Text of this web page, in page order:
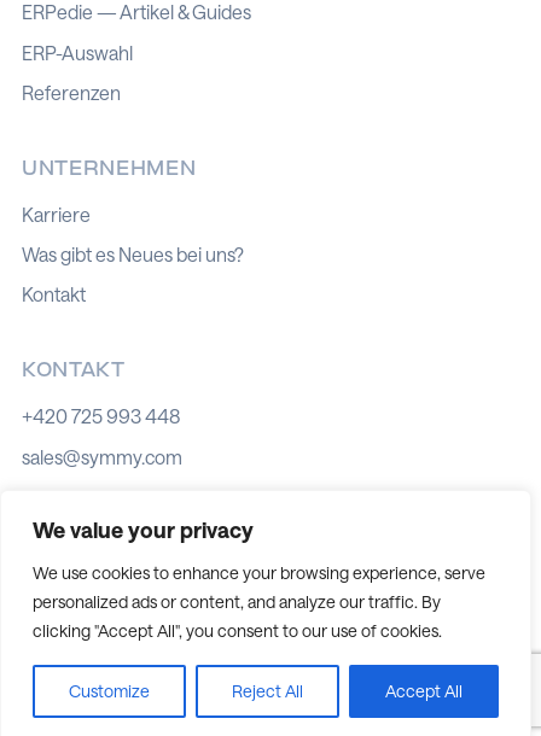
We value your privacy
We use cookies to enhance your browsing experience, serve
personalized ads or content, and analyze our traffic. By
clicking "Accept All", you consent to our use of cookies.
Customize Reject All Accept All
ERPedie — Artikel & Guides
ERP-Auswahl
Referenzen
UNTERNEHMEN
Karriere
Was gibt es Neues bei uns?
Kontakt
KONTAKT
+420 725 993 448
sales@symmy.com
Cookie-Richtlinie
Datenschutz
Cookie-Einstellungen